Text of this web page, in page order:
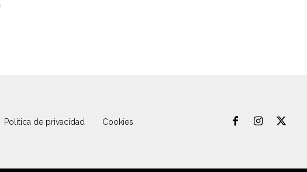
Política de privacidad Cookies